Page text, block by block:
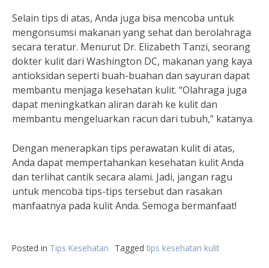
Selain tips di atas, Anda juga bisa mencoba untuk
mengonsumsi makanan yang sehat dan berolahraga
secara teratur. Menurut Dr. Elizabeth Tanzi, seorang
dokter kulit dari Washington DC, makanan yang kaya
antioksidan seperti buah-buahan dan sayuran dapat
membantu menjaga kesehatan kulit. “Olahraga juga
dapat meningkatkan aliran darah ke kulit dan
membantu mengeluarkan racun dari tubuh,” katanya.
Dengan menerapkan tips perawatan kulit di atas,
Anda dapat mempertahankan kesehatan kulit Anda
dan terlihat cantik secara alami. Jadi, jangan ragu
untuk mencoba tips-tips tersebut dan rasakan
manfaatnya pada kulit Anda. Semoga bermanfaat!
Posted in Tips Kesehatan Tagged tips kesehatan kulit